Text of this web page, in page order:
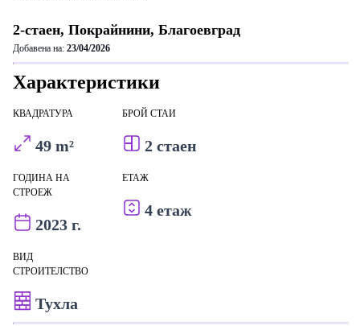
2-стаен, Покрайнини, Благоевград
Добавена на: 23/04/2026
Характеристики
КВАДРАТУРА
49 m²
БРОЙ СТАИ
2 стаен
ГОДИНА НА
СТРОЕЖ
2023 г.
ЕТАЖ
4 етаж
ВИД
СТРОИТЕЛСТВО
Тухла